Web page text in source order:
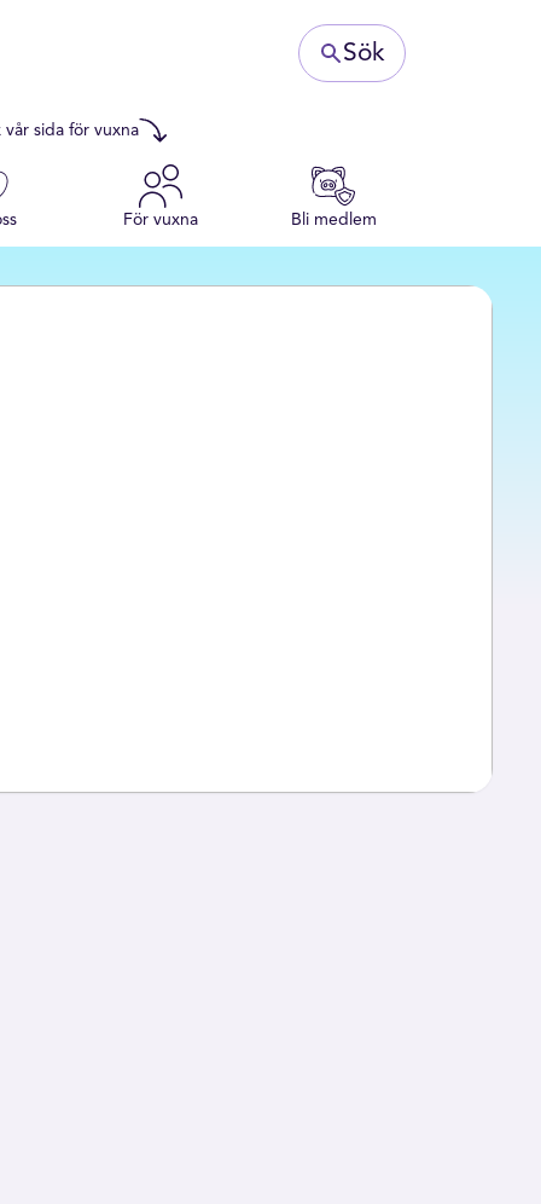
Sök
vår sida för vuxna
För vuxna Bli medlem